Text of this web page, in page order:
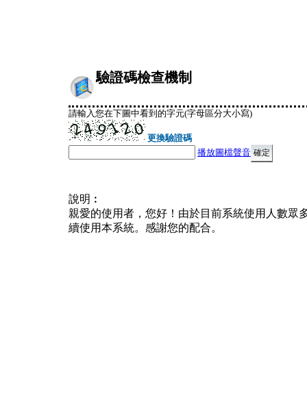
驗證碼檢查機制
請輸入您在下圖中看到的字元(字母區分大小寫)
更換驗證碼
播放圖檔聲音
說明︰
親愛的使用者，您好！由於目前系統使用人數眾
續使用本系統。感謝您的配合。